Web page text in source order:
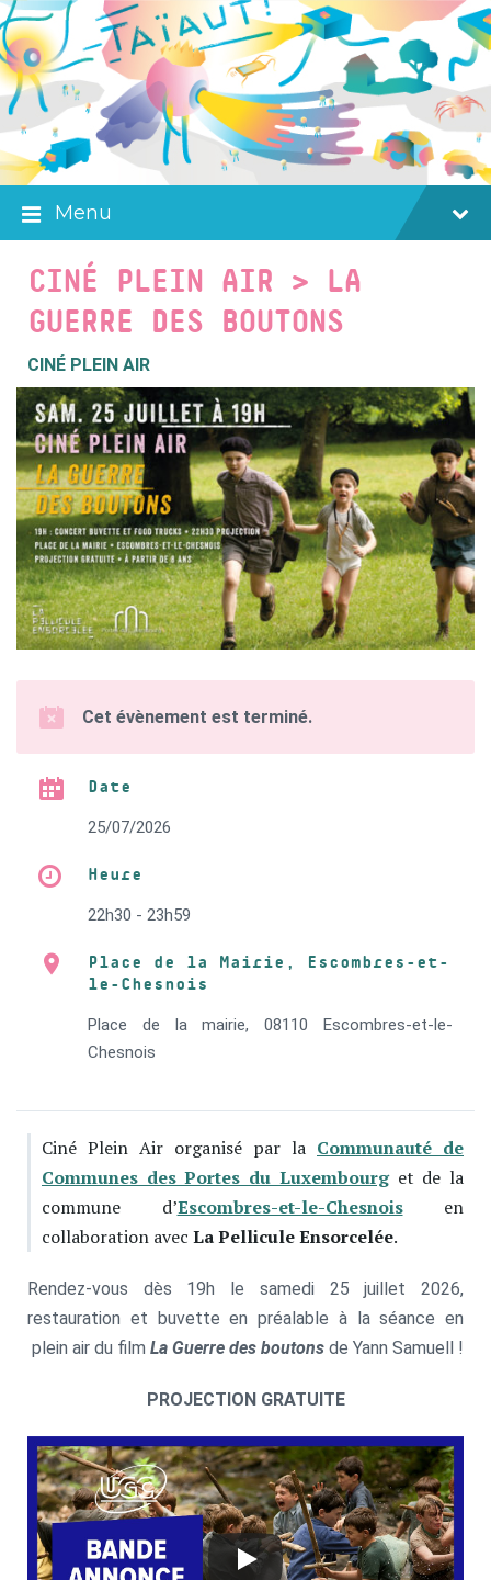
Skip
to
content
Skip
to
main
navigation
Skip
to
footer
Menu
CINÉ PLEIN AIR > LA
GUERRE DES BOUTONS
CINÉ PLEIN AIR
Cet évènement est terminé.
Date
25/07/2026
Heure
22h30 - 23h59
Place de la Mairie, Escombres-et-
le-Chesnois
Place de la mairie, 08110 Escombres-et-le-
Chesnois
Ciné Plein Air organisé par la Communauté de
Communes des Portes du Luxembourget de la
commune d’Escombres-et-le-Chesnoisen
collaboration avec La Pellicule Ensorcelée.
Rendez-vous dès 19h le samedi 25 juillet 2026,
restauration et buvette en préalable à la séance en
plein air du film La Guerre des boutons de Yann Samuell !
PROJECTION GRATUITE